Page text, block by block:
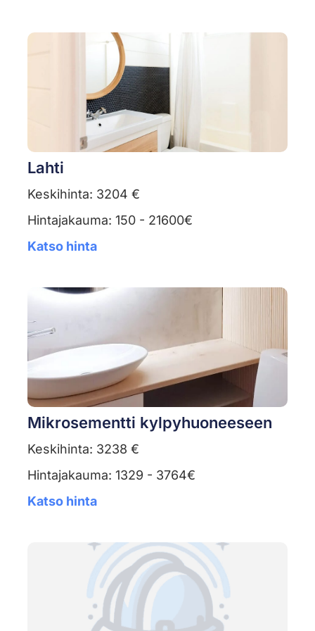
Lahti
Keskihinta: 3204 €
Hintajakauma: 150 - 21600€
Katso hinta
Mikrosementti kylpyhuoneeseen
Keskihinta: 3238 €
Hintajakauma: 1329 - 3764€
Katso hinta